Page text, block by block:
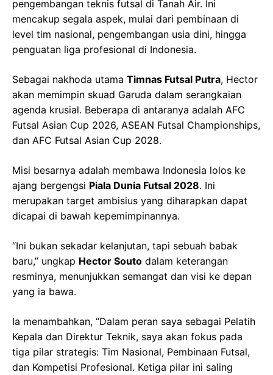
pengembangan teknis futsal di Tanah Air. Ini
mencakup segala aspek, mulai dari pembinaan di
level tim nasional, pengembangan usia dini, hingga
penguatan liga profesional di Indonesia.
Sebagai nakhoda utama Timnas Futsal Putra, Hector
akan memimpin skuad Garuda dalam serangkaian
agenda krusial. Beberapa di antaranya adalah AFC
Futsal Asian Cup 2026, ASEAN Futsal Championships,
dan AFC Futsal Asian Cup 2028.
Misi besarnya adalah membawa Indonesia lolos ke
ajang bergengsi Piala Dunia Futsal 2028. Ini
merupakan target ambisius yang diharapkan dapat
dicapai di bawah kepemimpinannya.
“Ini bukan sekadar kelanjutan, tapi sebuah babak
baru,” ungkap Hector Souto dalam keterangan
resminya, menunjukkan semangat dan visi ke depan
yang ia bawa.
Ia menambahkan, “Dalam peran saya sebagai Pelatih
Kepala dan Direktur Teknik, saya akan fokus pada
tiga pilar strategis: Tim Nasional, Pembinaan Futsal,
dan Kompetisi Profesional. Ketiga pilar ini saling